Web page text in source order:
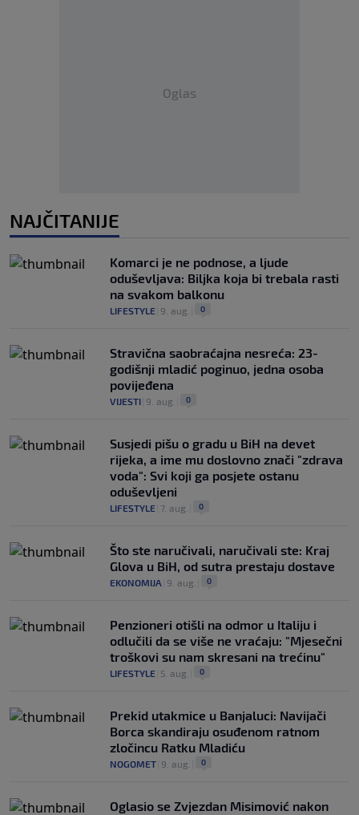
Oglas
NAJČITANIJE
Komarci je ne podnose, a ljude
oduševljava: Biljka koja bi trebala rasti
na svakom balkonu
LIFESTYLE 9. aug. 0
Stravična saobraćajna nesreća: 23-
godišnji mladić poginuo, jedna osoba
povijeđena
VIJESTI 9. aug. 0
Susjedi pišu o gradu u BiH na devet
rijeka, a ime mu doslovno znači "zdrava
voda": Svi koji ga posjete ostanu
oduševljeni
LIFESTYLE 7. aug. 0
Što ste naručivali, naručivali ste: Kraj
Glova u BiH, od sutra prestaju dostave
EKONOMIJA 9. aug. 0
Penzioneri otišli na odmor u Italiju i
odlučili da se više ne vraćaju: "Mjesečni
troškovi su nam skresani na trećinu"
LIFESTYLE 5. aug. 0
Prekid utakmice u Banjaluci: Navijači
Borca skandiraju osuđenom ratnom
zločincu Ratku Mladiću
NOGOMET 9. aug. 0
Oglasio se Zvjezdan Misimović nakon